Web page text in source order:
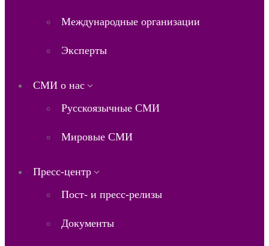
Международные организации
Эксперты
СМИ о нас
Русскоязычные СМИ
Мировые СМИ
Пресс-центр
Пост- и пресс-релизы
Документы